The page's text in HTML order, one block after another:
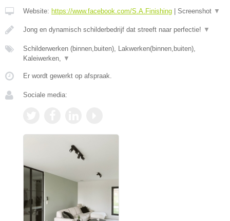
Website: https://www.facebook.com/S.A.Finishing Screenshot ▼
Jong en dynamisch schilderbedrijf dat streeft naar perfectie! ▼
Schilderwerken (binnen,buiten), Lakwerken(binnen,buiten),
Kaleiwerken, ▼
Er wordt gewerkt op afspraak.
Sociale media: